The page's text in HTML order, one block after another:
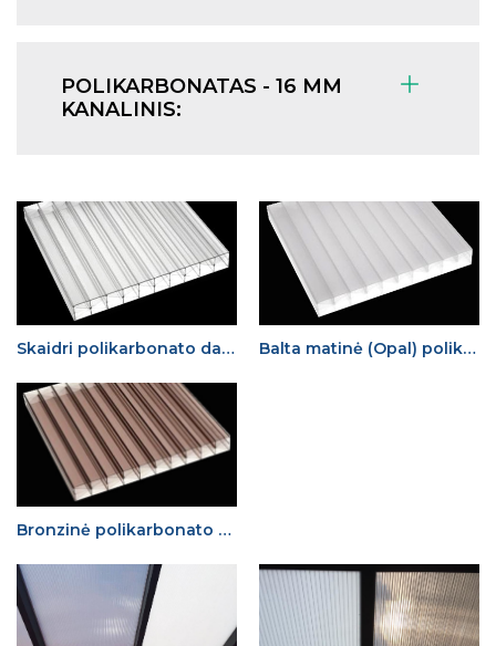
POLIKARBONATAS - 16 MM
KANALINIS:
Skaidri polikarbonato danga Balta matinė (Opal) polikarbonato danga
Bronzinė polikarbonato danga